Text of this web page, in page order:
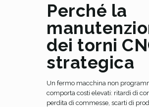
Perché la
dei torni
strategica
Un fermo macchina non
comporta costi elevati: ritardi di
perdita di commesse, scarti di